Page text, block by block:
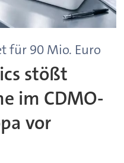
für 90 Mio. Euro
stößt
im CDMO-
vor